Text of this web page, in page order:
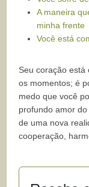
A maneira
minha frente
Você está
Seu coração
os momentos; é
medo que você
profundo amor
de uma nova
cooperação,